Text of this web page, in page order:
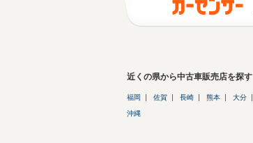
近くの県から中古車販売店を探す
福岡 佐賀 長崎 熊本 大分
沖縄